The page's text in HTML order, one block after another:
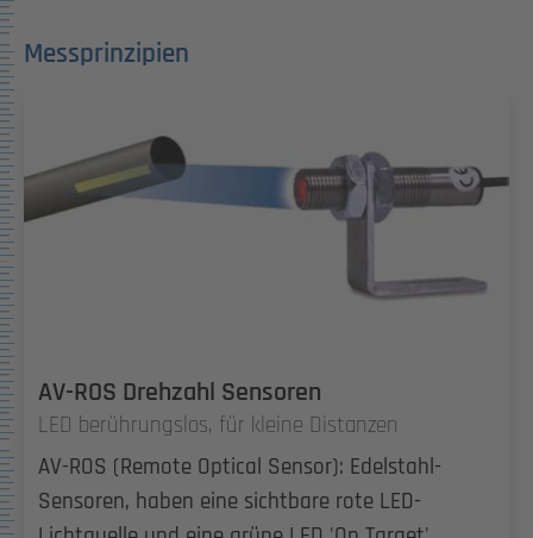
Messprinzipien
AV-ROS Drehzahl Sensoren
LED berührungslos, für kleine Distanzen
AV-ROS (Remote Optical Sensor): Edelstahl-
Sensoren, haben eine sichtbare rote LED-